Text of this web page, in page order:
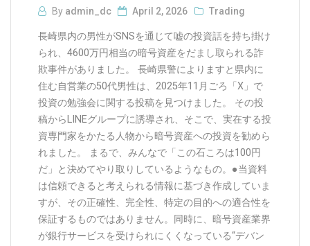
By admin_dc April 2, 2026 Trading
長崎県内の男性がSNSを通じて嘘の投資話を持ち掛け
られ、4600万円相当の暗号資産をだまし取られる詐
欺事件がありました。 長崎県警によりますと県内に
住む自営業の50代男性は、2025年11月ごろ「X」で
投資の勉強会に関する投稿を見つけました。 その投
稿からLINEグループに誘導され、そこで、実在する投
資専門家をかたる人物から暗号資産への投資を勧めら
れました。 まるで、みんなで「この石ころは100円
だ」と決めてやり取りしているようなもの。●当資料
は信頼できると考えられる情報に基づき作成していま
すが、その正確性、完全性、特定の目的への適合性を
保証するものではありません。同時に、暗号資産業界
が銀行サービスを受けられにくくなっている“デバン